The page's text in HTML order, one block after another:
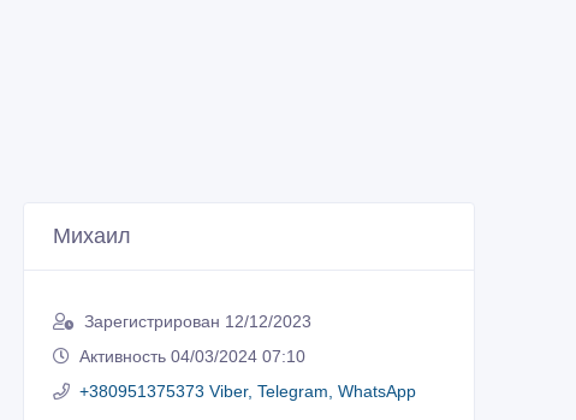
Михаил
Зарегистрирован 12/12/2023
Активность 04/03/2024 07:10
+380951375373 Viber, Telegram, WhatsApp